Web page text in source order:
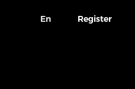
En Register